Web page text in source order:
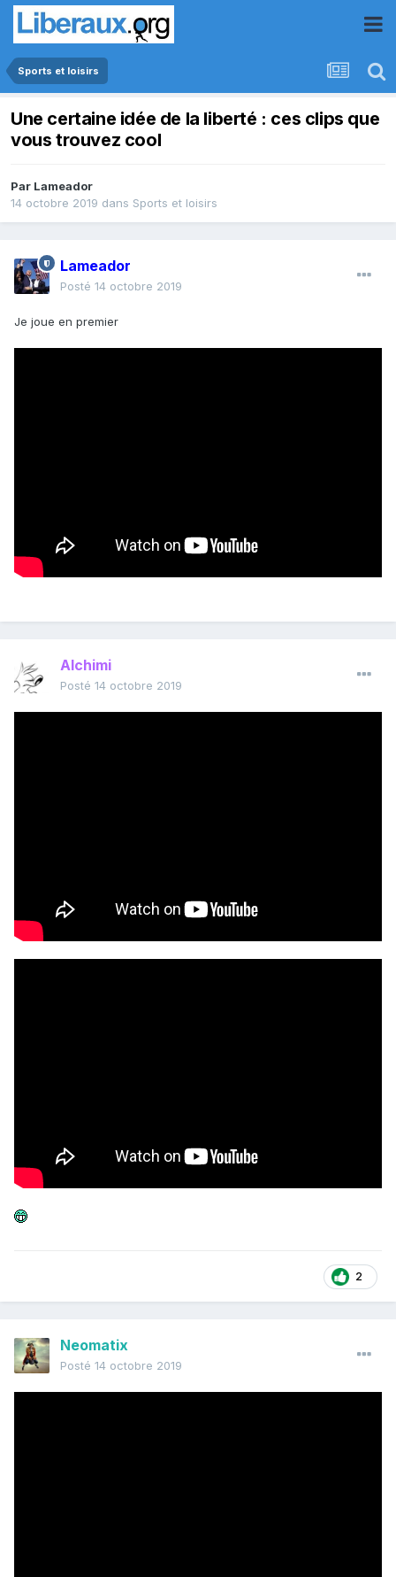
Sports et loisirs
Une certaine idée de la liberté : ces clips que
vous trouvez cool
Par Lameador
14 octobre 2019 dans Sports et loisirs
Lameador
Posté 14 octobre 2019
Je joue en premier
Alchimi
Posté 14 octobre 2019
2
Neomatix
Posté 14 octobre 2019